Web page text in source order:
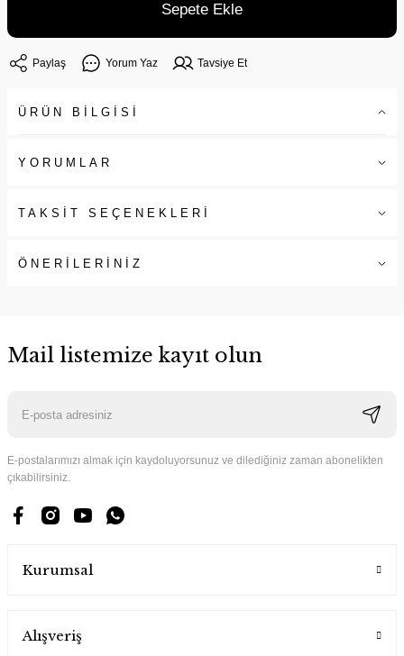
Sepete Ekle
Paylaş Yorum Yaz Tavsiye Et
ÜRÜN BİLGİSİ
YORUMLAR
TAKSİT SEÇENEKLERİ
ÖNERİLERİNİZ
Mail listemize kayıt olun
E-postalarımızı almak için kaydoluyorsunuz ve dilediğiniz zaman abonelikten
çıkabilirsiniz.
Kurumsal
Alışveriş